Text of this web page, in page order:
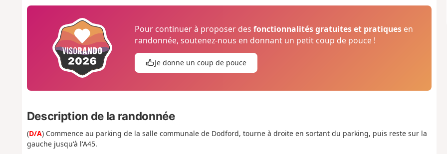
Pour continuer à proposer desfonctionnalités gratuites et pratiques en
randonnée, soutenez-nous en donnant un petit coup de pouce !
Je donne un coup de pouce
Description de la randonnée
(D/A) Commence au parking de la salle communale de Dodford, tourne à droite en sortant du parking, puis reste sur la
gauche jusqu'à l'A45.